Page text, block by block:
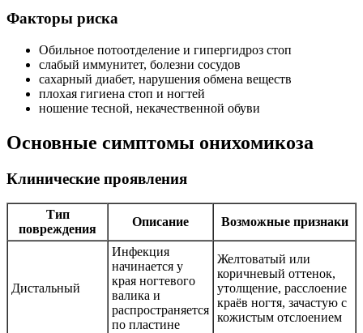
Факторы риска
Обильное потоотделение и гипергидроз стоп
слабый иммунитет, болезни сосудов
сахарный диабет, нарушения обмена веществ
плохая гигиена стоп и ногтей
ношение тесной, некачественной обуви
Основные симптомы онихомикоза
Клинические проявления
Тип
повреждения
Описание Возможные признаки
Дистальный
Инфекция
начинается у
края ногтевого
валика и
распространяется
по пластине
Желтоватый или
коричневый оттенок,
утолщение, расслоение
краёв ногтя, зачастую с
кожистым отслоением